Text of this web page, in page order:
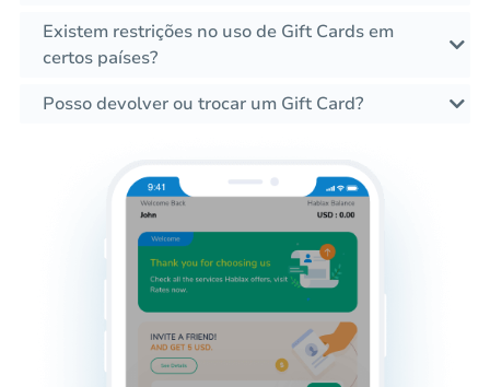
Existem restrições no uso de Gift Cards em
certos países?
Posso devolver ou trocar um Gift Card?